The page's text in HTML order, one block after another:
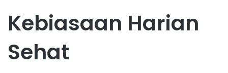
Kebiasaan Harian
Sehat